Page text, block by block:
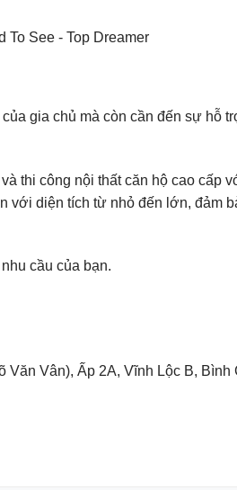
gia chủ mà còn cần đến sự hỗ
thi công nội thất căn hộ cao cấp
với diện tích từ nhỏ đến lớn, đảm
cầu của bạn.
Vân), Ấp 2A, Vĩnh Lộc B, Bình